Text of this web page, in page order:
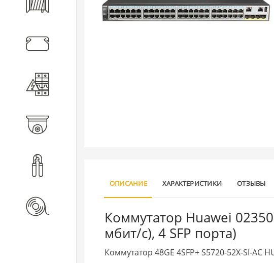
ОПИСАНИЕ ХАРАКТЕРИСТИКИ ОТЗЫВЫ
Коммутатор Huawei
мбит/с), 4 SFP порта)
Коммутатор 48GE 4SFP+ S5720-52X-SI-AC